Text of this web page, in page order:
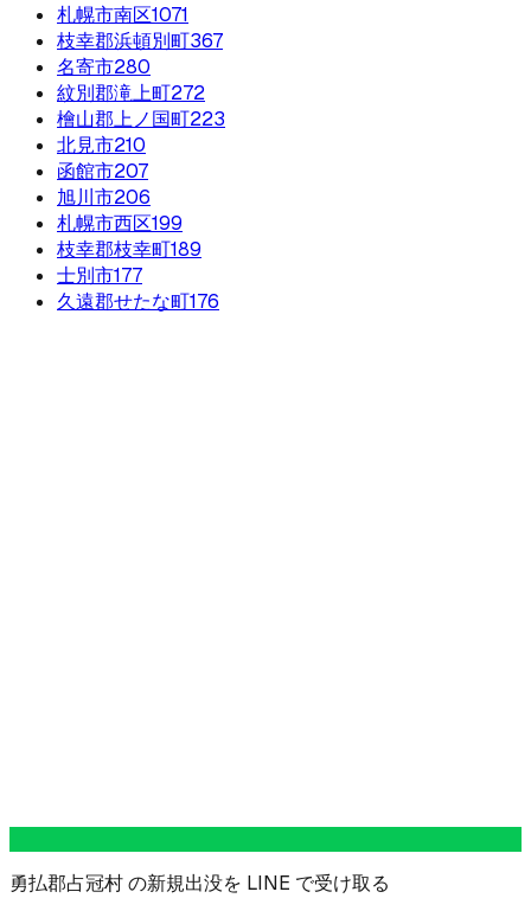
札幌市南区1071
枝幸郡浜頓別町367
名寄市280
紋別郡滝上町272
檜山郡上ノ国町223
北見市210
函館市207
旭川市206
札幌市西区199
枝幸郡枝幸町189
士別市177
久遠郡せたな町176
勇払郡占冠村 の新規出没を LINE で受け取る